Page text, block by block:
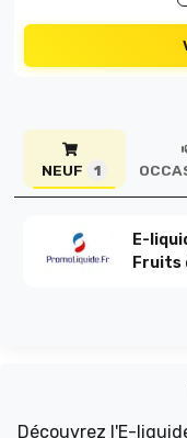
NEUF 1
E-
Fruits
Découvrez l'E-